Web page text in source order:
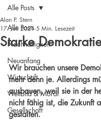
Alle Posts
Nachhaltigkeit
Neuanfang
Wirtschaft
Weltbild & Moral
Gesellschaft
Alle Posts
Starke
Alan P. Stern
17. Juli 2021 5 Min. Lesezeit
Wir brauchen unsere
mehr denn je. Allerdings
ausbauen, weil sie in der
nicht fähig ist, die Zukunft
gestalten.